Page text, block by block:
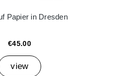
Papier in Dresden
€45.00
view